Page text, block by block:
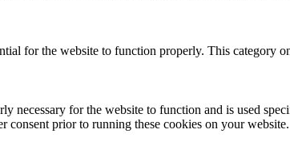
for the website to function properly. This category
necessary for the website to function and is used
consent prior to running these cookies on your website.